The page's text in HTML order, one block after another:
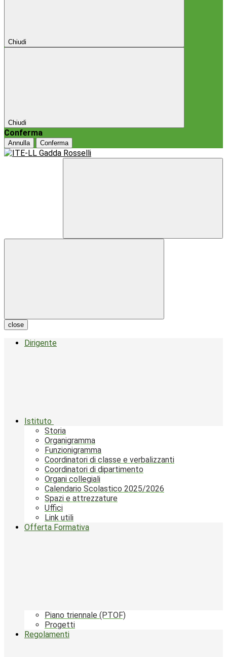
Chiudi
Chiudi
Conferma
Annulla Conferma
close
Dirigente
Istituto
Storia
Organigramma
Funzionigramma
Coordinatori di classe e verbalizzanti
Coordinatori di dipartimento
Organi collegiali
Calendario Scolastico 2025/2026
Spazi e attrezzature
Uffici
Link utili
Offerta Formativa
Piano triennale (PTOF)
Progetti
Regolamenti